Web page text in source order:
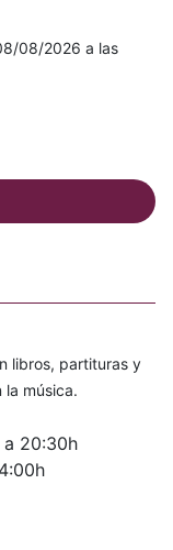
08/2026 a las
libros, partituras y
la música.
a 20:30h